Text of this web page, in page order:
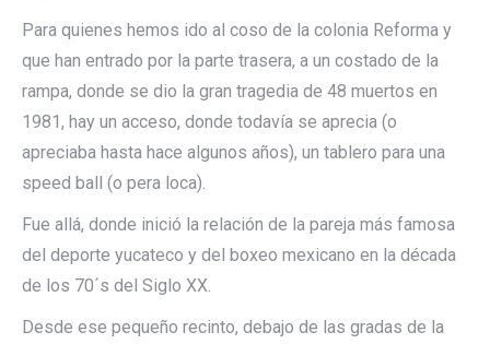
Para quienes hemos ido al coso de la colonia Reforma y
que han entrado por la parte trasera, a un costado de la
rampa, donde se dio la gran tragedia de 48 muertos en
1981, hay un acceso, donde todavía se aprecia (o
apreciaba hasta hace algunos años), un tablero para una
speed ball (o pera loca).
Fue allá, donde inició la relación de la pareja más famosa
del deporte yucateco y del boxeo mexicano en la década
de los 70´s del Siglo XX.
Desde ese pequeño recinto, debajo de las gradas de la